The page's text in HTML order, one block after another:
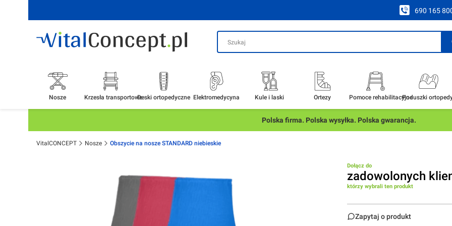
690 165
Nosze Krzesła transportoweDeski ortopedyczne Elektromedycyna Kule i laski Ortezy Pomoce rehabilitacyjnePoduszki
Polska firma. Polska wysyłka. Polska gwarancja.
VitalCONCEPT Nosze Obszycie na nosze STANDARD niebieskie
Dołącz do
zadowolonych
którzy wybrali ten produkt
Zapytaj o produkt